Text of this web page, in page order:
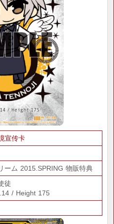
宣传卡
ーム 2015.SPRING 物販特典
徒
/ Height 175